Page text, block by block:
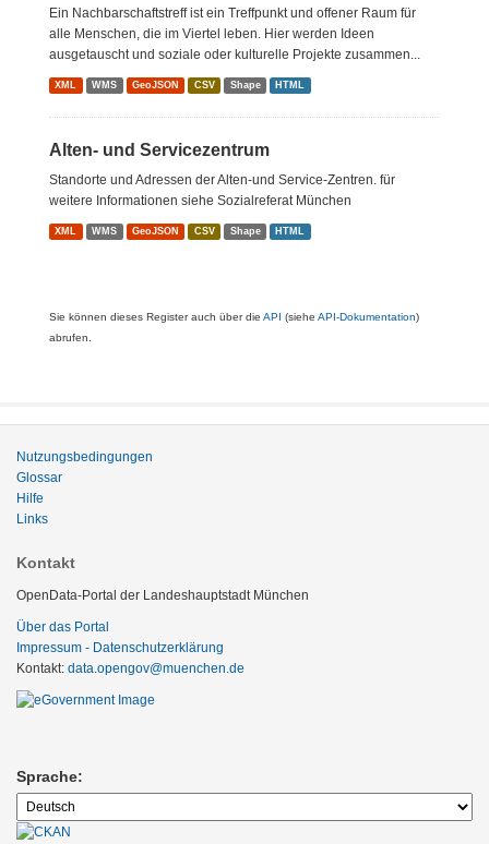
Ein Nachbarschaftstreff ist ein Treffpunkt und offener Raum für
alle Menschen, die im Viertel leben. Hier werden Ideen
ausgetauscht und soziale oder kulturelle Projekte zusammen...
XML WMS GeoJSON CSV Shape HTML
Alten- und Servicezentrum
Standorte und Adressen der Alten-und Service-Zentren. für
weitere Informationen siehe Sozialreferat München
XML WMS GeoJSON CSV Shape HTML
Sie können dieses Register auch über die API (siehe API-Dokumentation)
abrufen.
Nutzungsbedingungen
Glossar
Hilfe
Links
Kontakt
OpenData-Portal der Landeshauptstadt München
Über das Portal
Impressum - Datenschutzerklärung
Kontakt: data.opengov@muenchen.de
Sprache